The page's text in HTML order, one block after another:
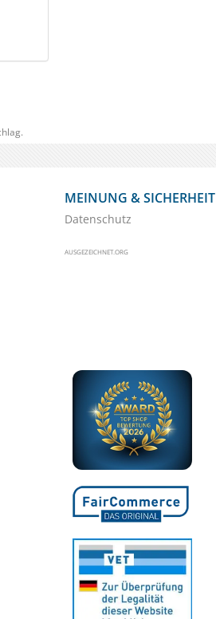
MEINUNG & SICHERHEIT
Datenschutz
AUSGEZEICHNET.ORG